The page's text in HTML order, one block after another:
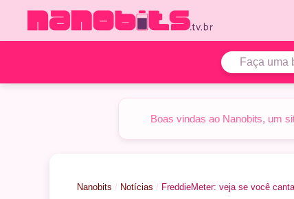
o
Boas vindas ao Nanobits, um
Nanobits / Notícias / FreddieMeter: veja se você